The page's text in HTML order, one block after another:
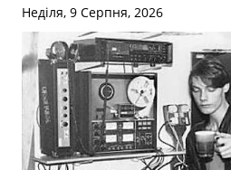
Неділя, 9 Серпня, 2026